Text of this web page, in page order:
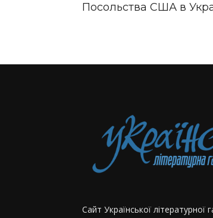
Посольства США в
Сайт Української літературної